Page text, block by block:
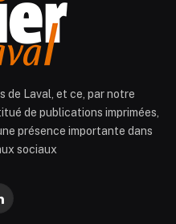
de Laval, et ce, par notre
de publications imprimées,
présence importante dans
sociaux